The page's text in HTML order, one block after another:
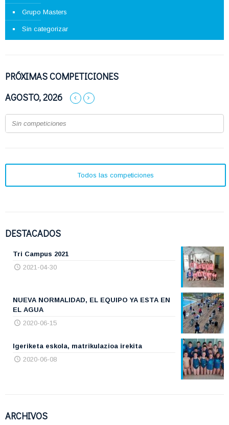
Grupo Masters
Sin categorizar
PRÓXIMAS COMPETICIONES
AGOSTO, 2026
Sin competiciones
Todos las competiciones
DESTACADOS
Tri Campus 2021
2021-04-30
NUEVA NORMALIDAD, EL EQUIPO YA ESTA EN
EL AGUA
2020-06-15
Igeriketa eskola, matrikulazioa irekita
2020-06-08
ARCHIVOS